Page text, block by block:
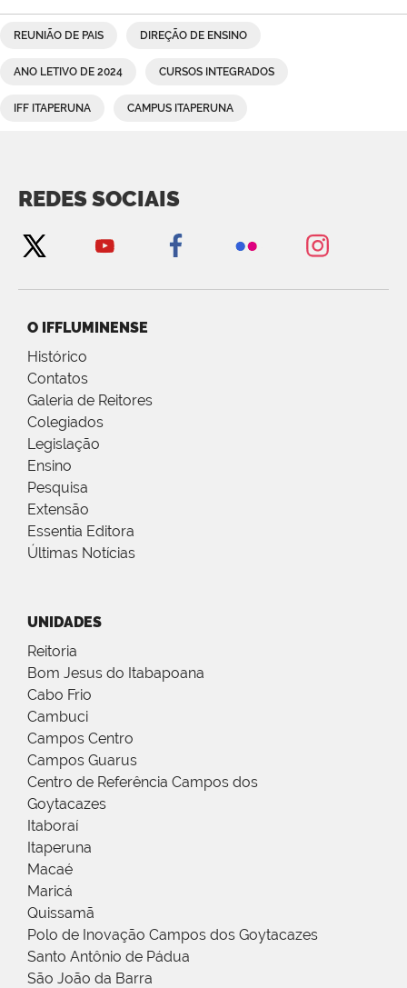
REUNIÃO DE PAIS DIREÇÃO DE ENSINO
ANO LETIVO DE 2024 CURSOS INTEGRADOS
IFF ITAPERUNA CAMPUS ITAPERUNA
REDES SOCIAIS
O IFFLUMINENSE
Histórico
Contatos
Galeria de Reitores
Colegiados
Legislação
Ensino
Pesquisa
Extensão
Essentia Editora
Últimas Notícias
UNIDADES
Reitoria
Bom Jesus do Itabapoana
Cabo Frio
Cambuci
Campos Centro
Campos Guarus
Centro de Referência Campos dos
Goytacazes
Itaboraí
Itaperuna
Macaé
Maricá
Quissamã
Polo de Inovação Campos dos Goytacazes
Santo Antônio de Pádua
São João da Barra